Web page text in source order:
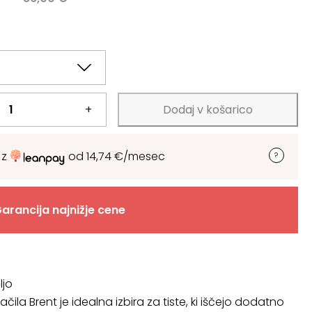
+ Dodaj v košarico
od 14,74€/mesec
najnižje cene
Brent je idealna izbira za tiste, ki iščejo dodatno